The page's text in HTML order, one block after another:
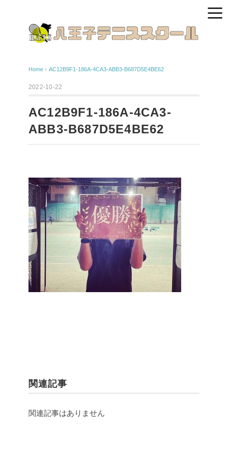
Home › AC12B9F1-186A-4CA3-ABB3-B687D5E4BE62
2022-10-22
AC12B9F1-186A-4CA3-
ABB3-B687D5E4BE62
関連記事
関連記事はありません